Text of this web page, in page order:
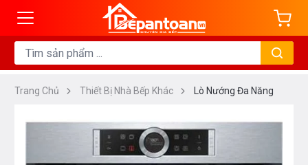
Trang Chủ Thiết Bị Nhà Bếp Khác Lò Nướng Đa Năng